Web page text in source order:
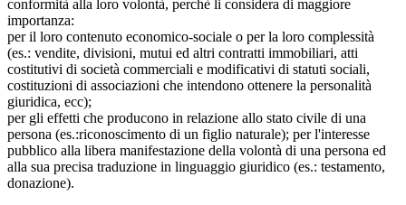
conformità alla loro volontà, perchè li considera di maggiore
importanza:
per il loro contenuto economico-sociale o per la loro complessità
(es.: vendite, divisioni, mutui ed altri contratti immobiliari, atti
costitutivi di società commerciali e modificativi di statuti sociali,
costituzioni di associazioni che intendono ottenere la personalità
giuridica, ecc);
per gli effetti che producono in relazione allo stato civile di una
persona (es.:riconoscimento di un figlio naturale); per l'interesse
pubblico alla libera manifestazione della volontà di una persona ed
alla sua precisa traduzione in linguaggio giuridico (es.: testamento,
donazione).